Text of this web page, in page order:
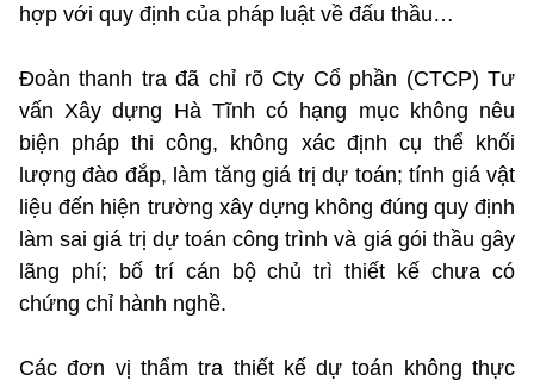
hợp với quy định của pháp luật về đấu thầu…
Đoàn thanh tra đã chỉ rõ Cty Cổ phần (CTCP) Tư
vấn Xây dựng Hà Tĩnh có hạng mục không nêu
biện pháp thi công, không xác định cụ thể khối
lượng đào đắp, làm tăng giá trị dự toán; tính giá vật
liệu đến hiện trường xây dựng không đúng quy định
làm sai giá trị dự toán công trình và giá gói thầu gây
lãng phí; bố trí cán bộ chủ trì thiết kế chưa có
chứng chỉ hành nghề.
Các đơn vị thẩm tra thiết kế dự toán không thực